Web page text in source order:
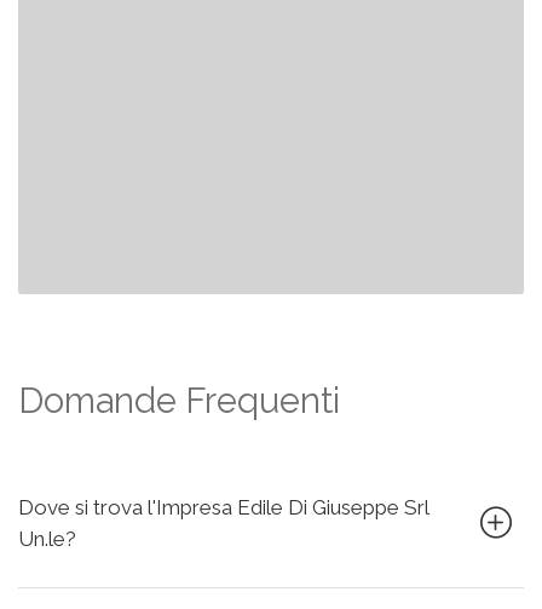
Domande Frequenti
Dove si trova l'Impresa Edile Di Giuseppe Srl
Un.le?